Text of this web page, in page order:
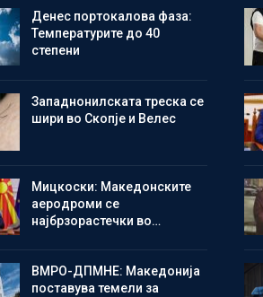
Денес портокалова фаза:
Температурите до 40
степени
Западнонилската треска се
шири во Скопје и Велес
Мицкоски: Македонските
аеродроми се
најбрзорастечки во…
ВМРО-ДПМНЕ: Македонија
поставува темели за